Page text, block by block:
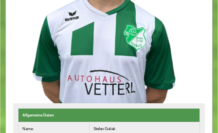
Allgemeine Daten
Name: Stefan Guliak